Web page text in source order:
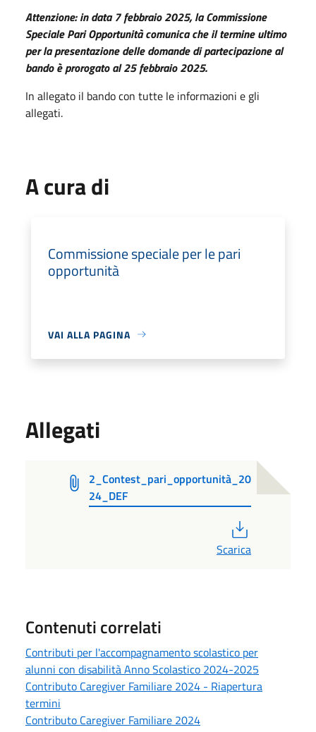
Attenzione: in data 7 febbraio 2025, la Commissione
Speciale Pari Opportunità comunica che il termine ultimo
per la presentazione delle domande di partecipazione al
bando è prorogato al 25 febbraio 2025.
In allegato il bando con tutte le informazioni e gli
allegati.
A cura di
Commissione speciale per le pari
opportunità
VAI ALLA PAGINA
Allegati
2_Contest_pari_opportunità_20
24_DEF
Scarica
Contenuti correlati
Contributi per l'accompagnamento scolastico per
alunni con disabilità Anno Scolastico 2024-2025
Contributo Caregiver Familiare 2024 - Riapertura
termini
Contributo Caregiver Familiare 2024